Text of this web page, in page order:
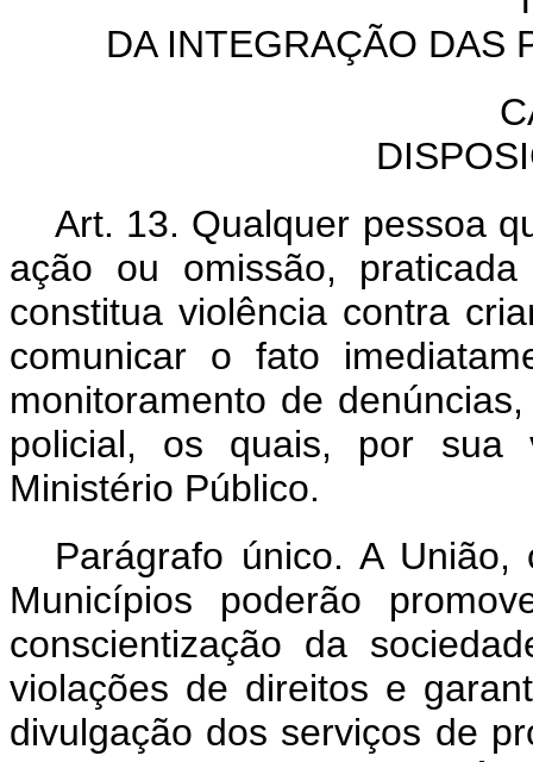
DA INTEGRAÇÃO DAS
Art. 13. Qualquer pessoa
ação ou omissão,
constitua violência contra
comunicar o fato
monitoramento de
policial, os quais, por sua
Ministério Público.
Parágrafo único. A
Municípios poderão
conscientização da
violações de direitos e
divulgação dos serviços de